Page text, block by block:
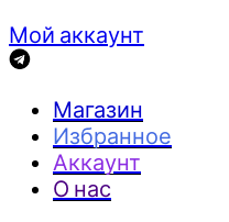
Мой аккаунт
Магазин
Избранное
Аккаунт
О нас